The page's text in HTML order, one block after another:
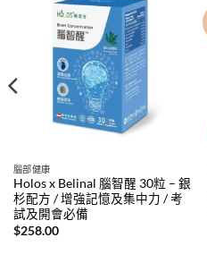
腦部健康
Holos x Belinal 腦智醒 30粒 – 銀
杉配方 / 增強記憶及集中力 / 考
試及開會必備
$258.00